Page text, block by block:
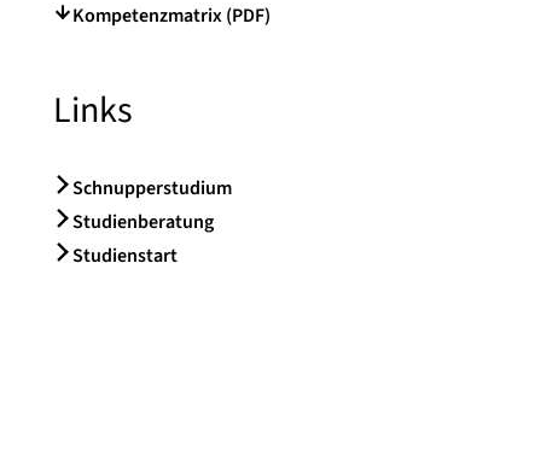
Kompetenzmatrix (PDF)
Links
Schnupperstudium
Studienberatung
Studienstart